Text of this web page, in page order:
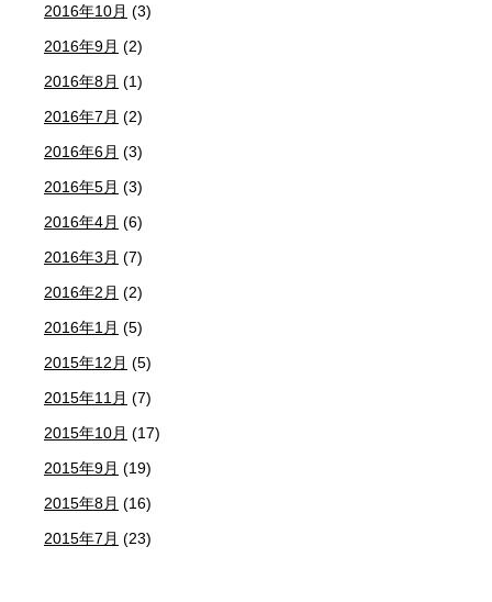
2016年10月 (3)
2016年9月 (2)
2016年8月 (1)
2016年7月 (2)
2016年6月 (3)
2016年5月 (3)
2016年4月 (6)
2016年3月 (7)
2016年2月 (2)
2016年1月 (5)
2015年12月 (5)
2015年11月 (7)
2015年10月 (17)
2015年9月 (19)
2015年8月 (16)
2015年7月 (23)